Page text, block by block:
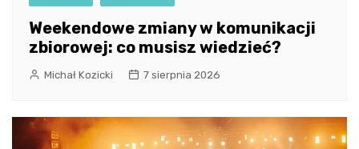
Weekendowe zmiany w komunikacji
zbiorowej: co musisz wiedzieć?
Michał Kozicki 7 sierpnia 2026